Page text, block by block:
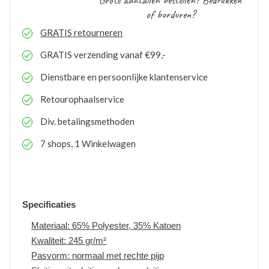
of borduren?
GRATIS retourneren
GRATIS verzending vanaf €99,-
Dienstbare en persoonlijke klantenservice
Retourophaalservice
Div. betalingsmethoden
7 shops, 1 Winkelwagen
Specificaties
Materiaal: 65% Polyester, 35% Katoen
Kwaliteit: 245 gr/m²
Pasvorm: normaal met rechte pijp